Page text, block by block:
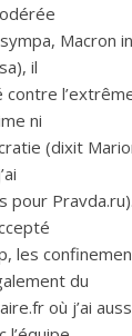
Macron
il
contre
ni
(dixit
pour
les
du
où j’ai